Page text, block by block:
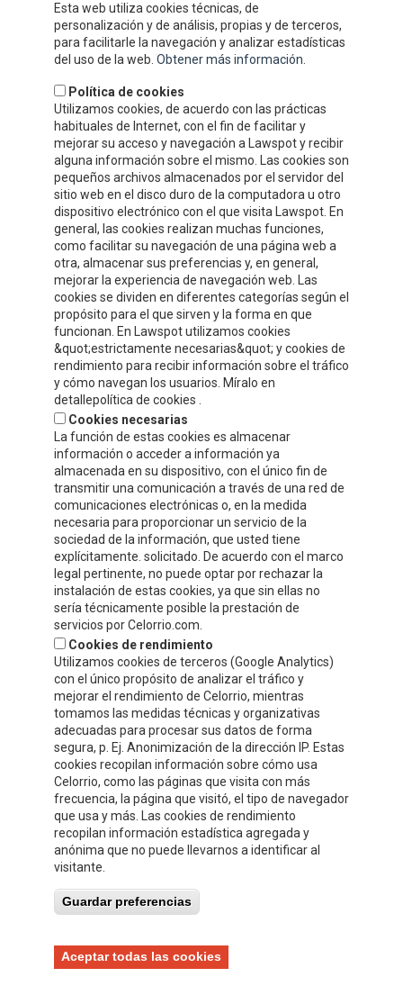
Esta web utiliza cookies técnicas, de
personalización y de análisis, propias y de terceros,
para facilitarle la navegación y analizar estadísticas
del uso de la web. Obtener más información
Política de cookies
Utilizamos cookies, de acuerdo con las prácticas
habituales de Internet, con el fin de facilitar y
mejorar su acceso y navegación a Lawspot y recibir
alguna información sobre el mismo. Las cookies son
pequeños archivos almacenados por el servidor del
sitio web en el disco duro de la computadora u otro
dispositivo electrónico con el que visita Lawspot. En
general, las cookies realizan muchas funciones,
como facilitar su navegación de una página web a
otra, almacenar sus preferencias y, en general,
mejorar la experiencia de navegación web. Las
cookies se dividen en diferentes categorías según el
propósito para el que sirven y la forma en que
funcionan. En Lawspot utilizamos cookies
&quot;estrictamente necesarias&quot; y cookies de
rendimiento para recibir información sobre el tráfico
y cómo navegan los usuarios. Míralo en
detallepolítica de cookies .
Cookies necesarias
La función de estas cookies es almacenar
información o acceder a información ya
almacenada en su dispositivo, con el único fin de
transmitir una comunicación a través de una red de
comunicaciones electrónicas o, en la medida
necesaria para proporcionar un servicio de la
sociedad de la información, que usted tiene
explícitamente. solicitado. De acuerdo con el marco
legal pertinente, no puede optar por rechazar la
instalación de estas cookies, ya que sin ellas no
sería técnicamente posible la prestación de
servicios por Celorrio.com.
Cookies de rendimiento
Utilizamos cookies de terceros (Google Analytics)
con el único propósito de analizar el tráfico y
mejorar el rendimiento de Celorrio, mientras
tomamos las medidas técnicas y organizativas
adecuadas para procesar sus datos de forma
segura, p. Ej. Anonimización de la dirección IP. Estas
cookies recopilan información sobre cómo usa
Celorrio, como las páginas que visita con más
frecuencia, la página que visitó, el tipo de navegador
que usa y más. Las cookies de rendimiento
recopilan información estadística agregada y
anónima que no puede llevarnos a identificar al
visitante.
Guardar preferencias
Aceptar todas las cookies
reputation and widespread recognition.
WHERE WE ARE
CONTACT INFORMATION
Compre y Compare S.A.
Polígono Tejerías, zona sur, Calle G
Calahorra, La Rioja
+34 941 132 803
+34 941 132 512
info@celorrio.com
PRIVATE AREA
WRITE US!
Aceptola política de protección de datos y privacidad
Autorizo el envío de información y promociones que puedan ser de
mi interés mediante los medios facilitados.